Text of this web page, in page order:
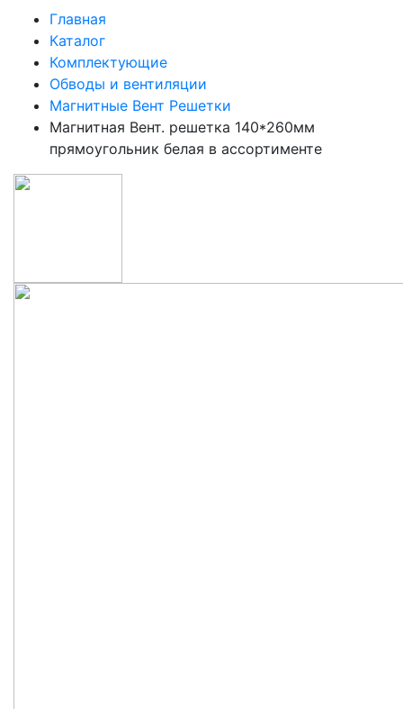
Главная
Каталог
Комплектующие
Обводы и вентиляции
Магнитные Вент Решетки
Магнитная Вент. решетка 140*260мм
прямоугольник белая в ассортименте